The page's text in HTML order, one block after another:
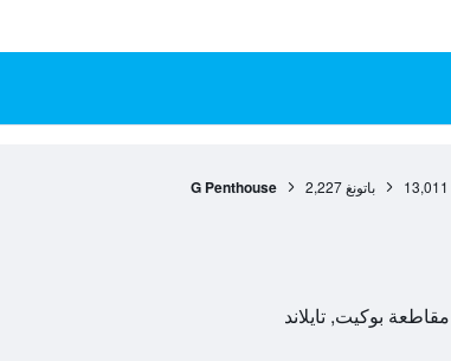
13,011 باتونغ 2,227
G Penthouse